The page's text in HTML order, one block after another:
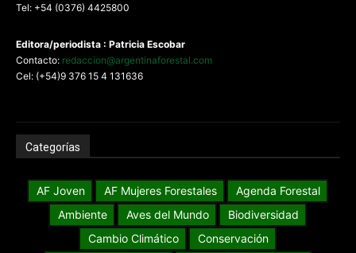
Tel: +54 (0376) 4425800
Editora/periodista : Patricia Escobar
Contacto: redaccion@argentinaforestal.com
Cel: (+54)9 376 15 4 131636
Categorías
AF Joven AF Mujeres Forestales
Agenda Forestal
Ambiente
Aves del Mundo
Biodiversidad
Cambio Climático
Conservación